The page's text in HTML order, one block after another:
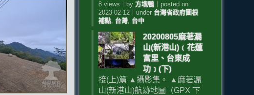
8 views by 方塊鴨｜ posted on
2023-02-12｜ under 台灣省政府圖根
補點, 台灣, 台中
20200805麻荖漏
山(新港山)﹝花蓮
富里、台東成
功﹞(下)
接(上)篇 ▲攝影集。 ▲麻荖漏
山(新港山)航跡地圖（GPX 下